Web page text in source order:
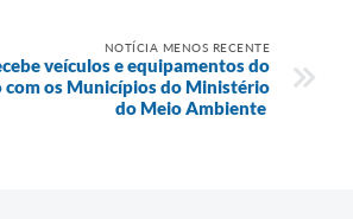
NOTÍCIA MENOS RECENTE
veículos e equipamentos do
com os Municípios do Ministério
do Meio Ambiente